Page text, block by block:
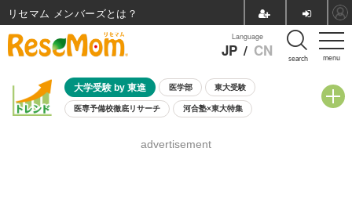
menu
Language
JP / CN search
大学受験 by 東進 医学部 東大受験
医専予備校徹底リサーチ 河合塾×東大特集
8月開催学校説明会・相談会
advertisement
リセマム メンバーズ